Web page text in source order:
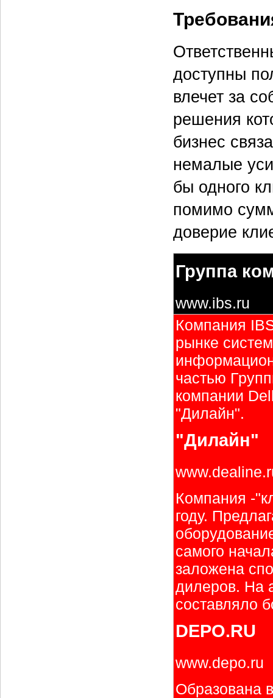
доступны
влечет за
решения
бизнес
немалые
бы одного
помимо
доверие
Группа
www.ibs.ru
Компания
рынке
частью
компании
"Дилайн".
"Дилайн"
Компания -
году.
самого
заложена
дилеров. На
составляло
DEPO.RU
www.depo.ru
Образована